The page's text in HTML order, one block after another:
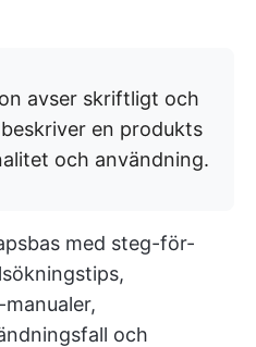
avser skriftligt och
en produkts
och användning.
med steg-för-
och